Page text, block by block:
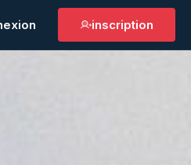
inscription